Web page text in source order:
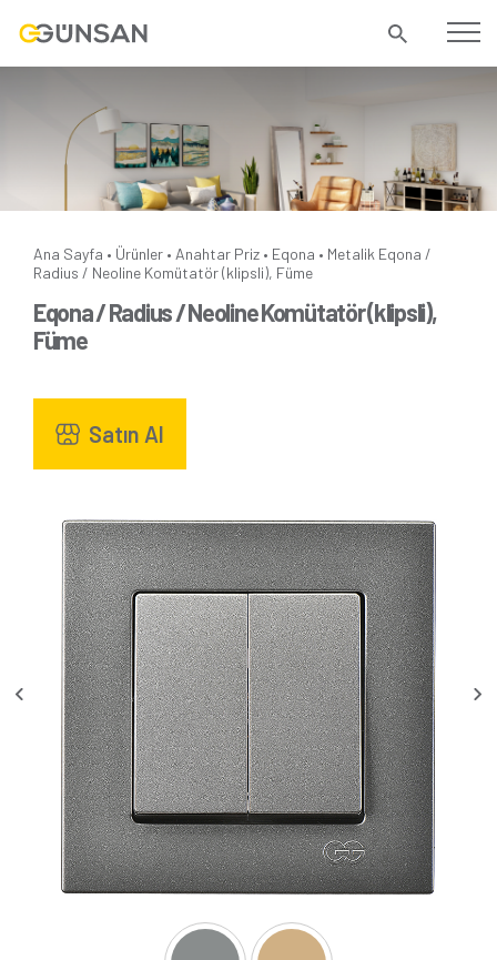
Ana Sayfa • Ürünler • Anahtar Priz • Eqona • Metalik Eqona /
Radius / Neoline Komütatör (klipsli), Füme
Eqona / Radius / Neoline Komütatör (klipsli),
Füme
Satın Al